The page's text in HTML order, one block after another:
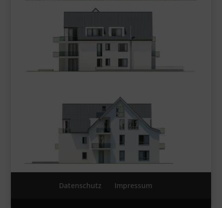
Datenschutz Impressum